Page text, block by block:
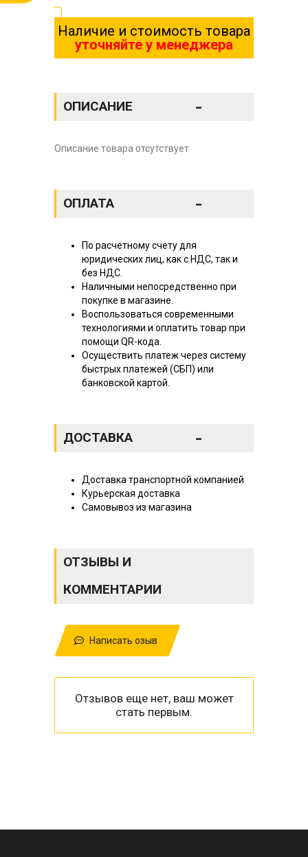
Наличие и стоимость товара
уточняйте у менеджера
ОПИСАНИЕ -
Описание товара отсутствует
ОПЛАТА -
По расчетному счету для
юридических лиц, как с НДС, так и
без НДС.
Наличными непосредственно при
покупке в магазине.
Воспользоваться современными
технологиями и оплатить товар при
помощи QR-кода.
Осуществить платеж через систему
быстрых платежей (СБП) или
банковской картой.
ДОСТАВКА -
Доставка транспортной компанией
Курьерская доставка
Самовывоз из магазина
ОТЗЫВЫ И
КОММЕНТАРИИ
Написать озыв
Отзывов еще нет, ваш может
стать первым.